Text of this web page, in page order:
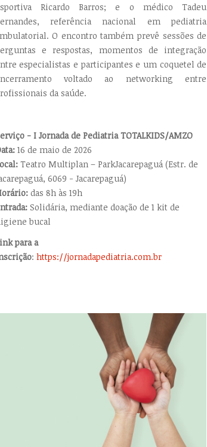
Ricardo Barros; e o médico Tadeu
referência nacional em pediatria
O encontro também prevê sessões de
e respostas, momentos de integração
especialistas e participantes e um coquetel de
voltado ao networking entre
da saúde.
- I Jornada de Pediatria TOTALKIDS/AMZO
16 de maio de 2026
Teatro Multiplan – ParkJacarepaguá (Estr. de
6069 - Jacarepaguá)
das 8h às 19h
Solidária, mediante doação de 1 kit de
bucal
para a
: https://jornadapediatria.com.br